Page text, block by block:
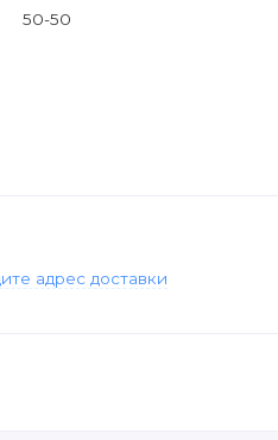
50-50
адрес доставки